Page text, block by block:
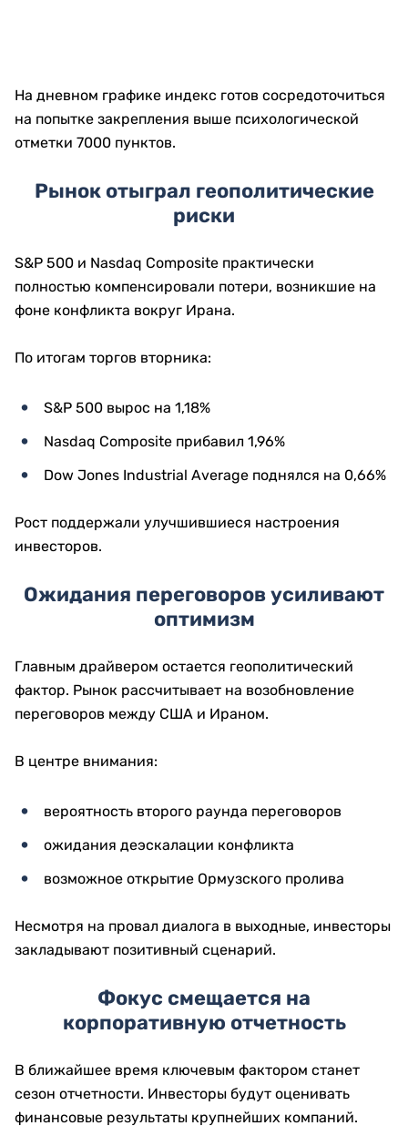
На дневном графике индекс готов сосредоточиться
на попытке закрепления выше психологической
отметки 7000 пунктов.
Рынок отыграл геополитические
риски
S&P 500 и Nasdaq Composite практически
полностью компенсировали потери, возникшие на
фоне конфликта вокруг Ирана.
По итогам торгов вторника:
S&P 500 вырос на 1,18%
Nasdaq Composite прибавил 1,96%
Dow Jones Industrial Average поднялся на 0,66%
Рост поддержали улучшившиеся настроения
инвесторов.
Ожидания переговоров усиливают
оптимизм
Главным драйвером остается геополитический
фактор. Рынок рассчитывает на возобновление
переговоров между США и Ираном.
В центре внимания:
вероятность второго раунда переговоров
ожидания деэскалации конфликта
возможное открытие Ормузского пролива
Несмотря на провал диалога в выходные, инвесторы
закладывают позитивный сценарий.
Фокус смещается на
корпоративную отчетность
В ближайшее время ключевым фактором станет
сезон отчетности. Инвесторы будут оценивать
финансовые результаты крупнейших компаний.